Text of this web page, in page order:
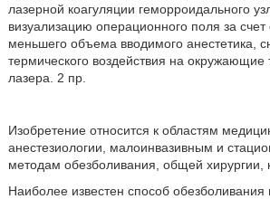
лазерной коагуляции геморроидального
визуализацию операционного поля за счет
меньшего объема вводимого анестетика,
термического воздействия на окружающие
лазера. 2 пр.
Изобретение относится к областям
анестезиологии, малоинвазивным и
методам обезболивания, общей хирургии,
Наиболее известен способ